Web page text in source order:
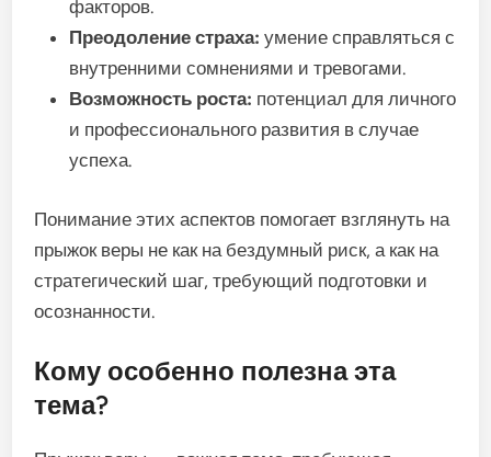
факторов.
Преодоление страха: умение справляться с
внутренними сомнениями и тревогами.
Возможность роста: потенциал для личного
и профессионального развития в случае
успеха.
Понимание этих аспектов помогает взглянуть на
прыжок веры не как на бездумный риск, а как на
стратегический шаг, требующий подготовки и
осознанности.
Кому особенно полезна эта
тема?